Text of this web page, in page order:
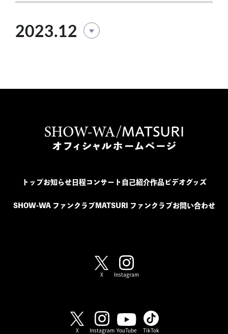
2023.12
トップお知らせ日程コンサート 自己紹介作品ビデオグッズ
SHOW-WA ファンクラブMATSURI ファンクラブお問い合わせ
X Instagram
X Instagram YouTube TikTok